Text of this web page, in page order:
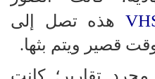
هذه تصل إلى
قصير ويتم بثها.